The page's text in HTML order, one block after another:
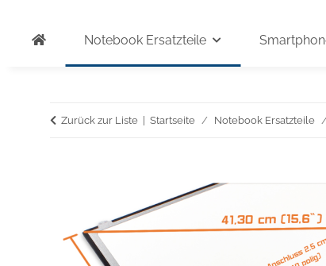
Notebook Ersatzteile
Zurück zur Liste Startseite Notebook Ersatzteile